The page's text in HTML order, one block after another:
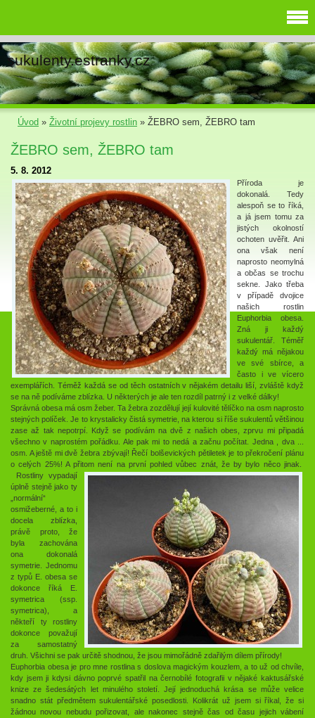
sukulenty.estranky.cz
Úvod » Životní projevy rostlin » ŽEBRO sem, ŽEBRO tam
ŽEBRO sem, ŽEBRO tam
5. 8. 2012
Příroda je
dokonalá. Tedy
alespoň se to říká,
a já jsem tomu za
jistých okolností
ochoten uvěřit. Ani
ona však není
naprosto neomylná
a občas se trochu
sekne. Jako třeba
v případě dvojice
našich rostlin
Euphorbia obesa.
Zná ji každý
sukulentář. Téměř
každý má nějakou
ve své sbírce, a
často i ve vícero
exemplářích. Téměž každá se od těch ostatních v nějakém detailu liší, zvláště když
se na ně podíváme zblízka. U některých je ale ten rozdíl patrný i z velké dálky!
Správná obesa má osm žeber. Ta žebra zozdělují její kulovité tělíčko na osm naprosto
stejných políček. Je to krystalicky čistá symetrie, na kterou si říše sukulentů většinou
zase až tak nepotrpí. Když se podívám na dvě z našich obes, zprvu mi připadá
všechno v naprostém pořádku. Ale pak mi to nedá a začnu počítat. Jedna , dva ...
osm. A ještě mi dvě žebra zbývají! Řečí bolševických pětiletek je to překročení plánu
o celých 25%! A přitom není na první pohled vůbec znát, že by bylo něco jinak.
Rostliny vypadají
úplně stejně jako ty
„normální“
osmižeberné, a to i
docela zblízka,
právě proto, že
byla zachována
ona dokonalá
symetrie. Jednomu
z typů E. obesa se
dokonce říká E.
symetrica (ssp.
symetrica), a
někteří ty rostliny
dokonce považují
za samostatný
druh. Všichni se pak určitě shodnou, že jsou mimořádně zdařilým dílem přírody!
Euphorbia obesa je pro mne rostlina s doslova magickým kouzlem, a to už od chvíle,
kdy jsem ji kdysi dávno poprvé spatřil na černobílé fotografii v nějaké kaktusářské
knize ze šedesátých let minulého století. Její jednoduchá krása se může velice
snadno stát předmětem sukulentářské posedlosti. Kolikrát už jsem si říkal, že si
žádnou novou nebudu pořizovat, ale nakonec stejně čas od času jejich vábení